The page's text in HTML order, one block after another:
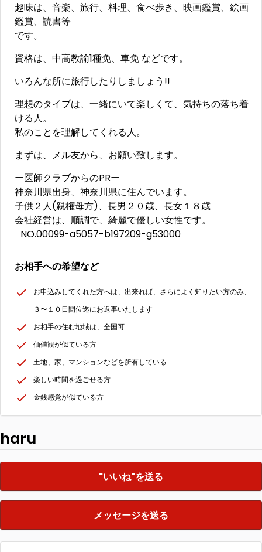
趣味は、音楽、旅行、料理、食べ歩き、映画鑑賞、絵画
鑑賞、読書等
です。
資格は、中高教諭1種免、車免 などです。
いろんな所に旅行したりしましょう!!
理想のタイプは、一緒にいて楽しくて、気持ちの落ち着
ける人。
私のことを理解してくれる人。
まずは、メル友から、お願い致します。
ー医師クラブからのPRー
神奈川県出身、神奈川県に住んでいます。
子供２人(親権母方)、長男２０歳、長女１８歳
会社経営は、順調で、綺麗で優しい女性です。
NO.00099-a5057-b197209-g53000
お相手への希望など
お申込みしてくれた方へは、出来れば、さらによく知りたい方のみ、
３〜１０日間位迄にお返事いたします
お相手の住む地域は、全国可
価値観が似ている方
土地、家、マンションなどを所有している
楽しい時間を過ごせる方
金銭感覚が似ている方
haru
"いいね"を送る
メッセージを送る